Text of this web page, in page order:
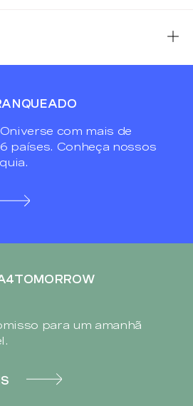
com mais de
países. Conheça nossos
para um amanhã